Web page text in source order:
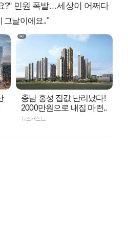
?" 민원 폭발…세상이 어쩌다
그날이에요.."
충남 홍성 집값 난리났다!
2000만원으로 내집 마련..
뉴스캐스트